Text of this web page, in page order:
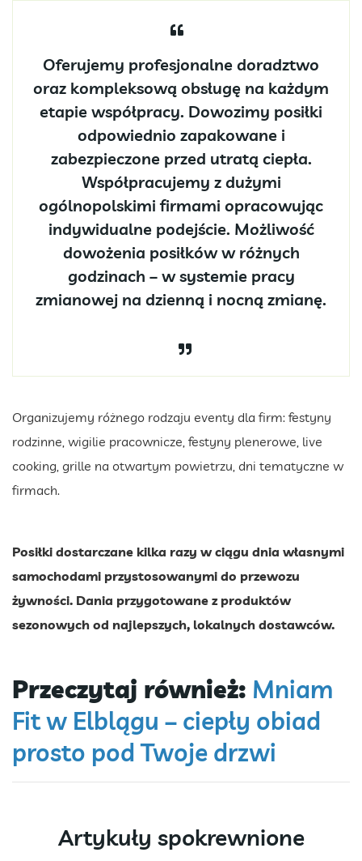
Oferujemy profesjonalne doradztwo
oraz kompleksową obsługę na każdym
etapie współpracy. Dowozimy posiłki
odpowiednio zapakowane i
zabezpieczone przed utratą ciepła.
Współpracujemy z dużymi
ogólnopolskimi firmami opracowując
indywidualne podejście. Możliwość
dowożenia posiłków w różnych
godzinach – w systemie pracy
zmianowej na dzienną i nocną zmianę.
Organizujemy różnego rodzaju eventy dla firm: festyny
rodzinne, wigilie pracownicze, festyny plenerowe, live
cooking, grille na otwartym powietrzu, dni tematyczne w
firmach.
Posiłki dostarczane kilka razy w ciągu dnia własnymi
samochodami przystosowanymi do przewozu
żywności. Dania przygotowane z produktów
sezonowych od najlepszych, lokalnych dostawców.
Przeczytaj również: Mniam
Fit w Elblągu – ciepły obiad
prosto pod Twoje drzwi
Artykuły spokrewnione